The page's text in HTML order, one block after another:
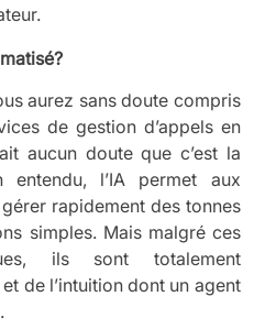
aurez sans doute compris
de gestion d’appels en
aucun doute que c’est la
entendu, l’IA permet aux
rapidement des tonnes
simples. Mais malgré ces
ils sont totalement
de l’intuition dont un agent